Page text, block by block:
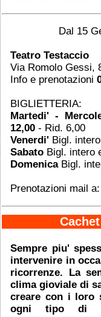
Dal 15
Teatro Testaccio
Via Romolo Gessi,
Info e prenotazioni
BIGLIETTERIA:
Martedi' -
12,00 - Rid. 6,00
Venerdi' Bigl.
Sabato Bigl. intero
DomenicaBigl.
Prenotazioni mail
Sempre piu'
intervenire in
ricorrenze. La
clima gioviale di
creare con i loro
ogni tipo di